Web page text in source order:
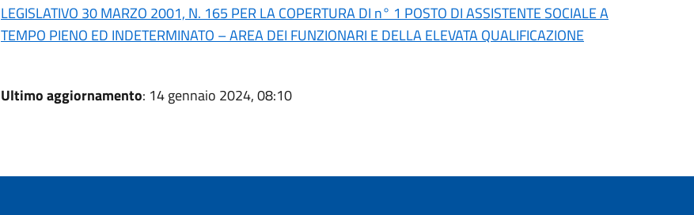
LEGISLATIVO 30 MARZO 2001, N. 165 PER LA COPERTURA DI n° 1 POSTO DI ASSISTENTE SOCIALE A
TEMPO PIENO ED INDETERMINATO – AREA DEI FUNZIONARI E DELLA ELEVATA QUALIFICAZIONE
Ultimo aggiornamento: 14 gennaio 2024, 08:10